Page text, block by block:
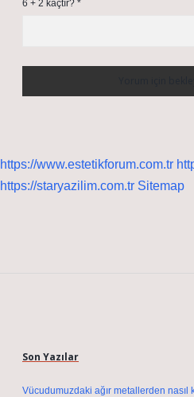
6 + 2 kaçtır? *
https://www.estetikforum.com.tr
https://staryazilim.com.tr Sitemap
Son Yazılar
Vücudumuzdaki ağır metallerden nasıl